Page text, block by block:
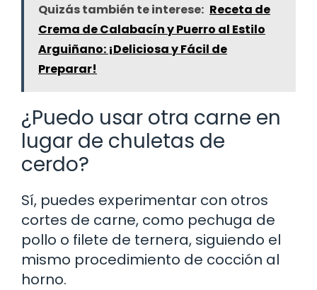
Quizás también te interese: Receta de
Crema de Calabacín y Puerro al Estilo
Arguiñano: ¡Deliciosa y Fácil de
Preparar!
¿Puedo usar otra carne en
lugar de chuletas de
cerdo?
Sí, puedes experimentar con otros
cortes de carne, como pechuga de
pollo o filete de ternera, siguiendo el
mismo procedimiento de cocción al
horno.